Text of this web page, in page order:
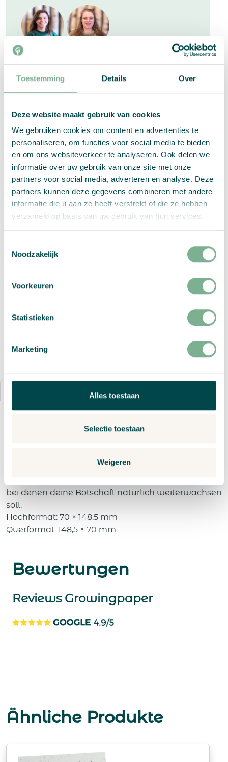
Toestemming Details Over
Deze website maakt gebruik van cookies
We gebruiken cookies om content en advertenties te
personaliseren, om functies voor social media te bieden
en om ons websiteverkeer te analyseren. Ook delen we
informatie over uw gebruik van onze site met onze
partners voor social media, adverteren en analyse. Deze
partners kunnen deze gegevens combineren met andere
informatie die u aan ze heeft verstrekt of die ze hebben
verzameld op basis van uw gebruik van hun services.
Noodzakelijk
Voorkeuren
Statistieken
Marketing
Alles toestaan
Selectie toestaan
Weigeren
Zusammenfassung:
S
(70
×
148,5
mm)
Menge
Wähle Deine Optionen
PRO STÜCK
excl MwSt.
Bedruckung,
Bestellvorgang
kompakte, kreative Kommunikation mit
hervor. Dieses schlanke Format eignet sich perfekt
bei denen deine Botschaft natürlich weiterwachsen
soll.
Hochformat: 70 × 148,5 mm
Querformat: 148,5 × 70 mm
Bewertungen
Reviews Growingpaper
Ähnliche Produkte